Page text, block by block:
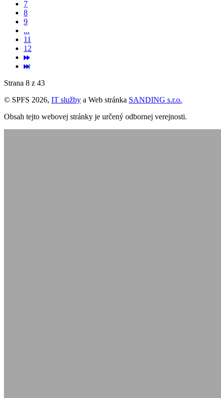
7
8
9
...
11
12
Strana 8 z 43
© SPFS 2026, IT služby a Web stránka SANDING s.r.o.
Obsah tejto webovej stránky je určený odbornej verejnosti.